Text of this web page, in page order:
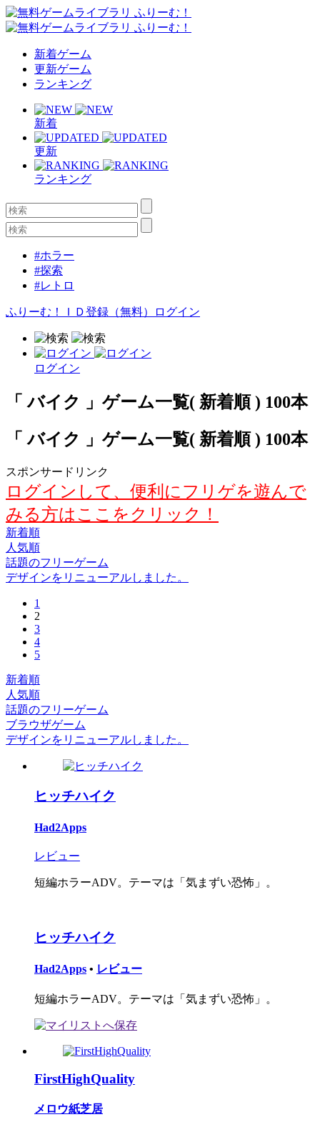
新着ゲーム
更新ゲーム
ランキング
新着
更新
ランキング
#ホラー
#探索
#レトロ
ふりーむ！ＩＤ登録（無料） ログイン
ログイン
「 バイク 」ゲーム一覧( 新着順 ) 100本
「 バイク 」ゲーム一覧( 新着順 ) 100本
スポンサードリンク
ログインして、便利にフリゲを遊んで
みる方はここをクリック！
新着順
人気順
話題のフリーゲーム
デザインをリニューアルしました。
1
2
3
4
5
新着順
人気順
話題のフリーゲーム
ブラウザゲーム
デザインをリニューアルしました。
ヒッチハイク
Had2Apps
レビュー
短編ホラーADV。テーマは「気まずい恐怖」。
ヒッチハイク
Had2Apps • レビュー
短編ホラーADV。テーマは「気まずい恐怖」。
FirstHighQuality
メロウ紙芝居